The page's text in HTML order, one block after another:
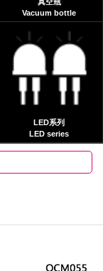
Vacuum bottle
LED系列
LED series